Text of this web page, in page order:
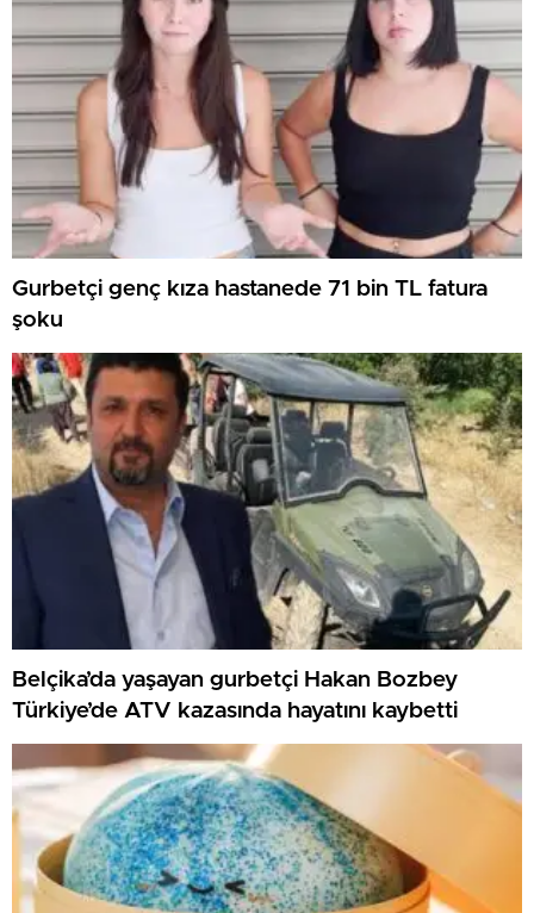
Gurbetçi genç kıza hastanede 71 bin TL fatura
şoku
Belçika’da yaşayan gurbetçi Hakan Bozbey
Türkiye’de ATV kazasında hayatını kaybetti